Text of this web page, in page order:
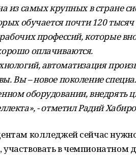
из самых крупных в стране
обучается почти 120
профессий, которые
оплачиваются.
автоматизация
Вы – новое поколение
оборудовании, внедрять
- отметил Радий
колледжей сейчас
в чемпионатном